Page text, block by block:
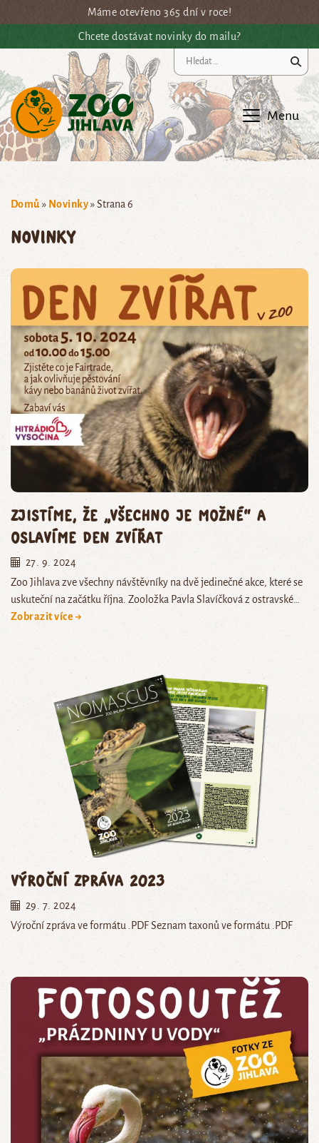
Přejít na hlavní obsahMáme otevřeno 365 dní v roce!
Chcete dostávat novinky do mailu?
Menu
Domů » Novinky»Strana 6
Novinky
Zjistíme, že „všechno je možné“ a
oslavíme Den zvířat
27. 9. 2024
Zoo Jihlava zve všechny návštěvníky na dvě jedinečné akce, které se
uskuteční na začátku října. Zooložka Pavla Slavíčková z ostravské…
Zobrazit více →
Výroční zpráva 2023
29. 7. 2024
Výroční zpráva ve formátu .PDF Seznam taxonů ve formátu .PDF